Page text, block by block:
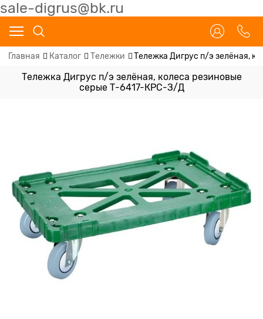
sale-digrus@bk.ru
Главная Каталог Тележки Тележка Дигрус п/э зелёная,
Тележка Дигрус п/э зелёная, колеса резиновые
серые Т-6417-КРС-З/Д